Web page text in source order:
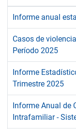
Informe anual
Casos de
Período 2025
Informe
Trimestre 2025
Informe Anual de
Intrafamiliar -